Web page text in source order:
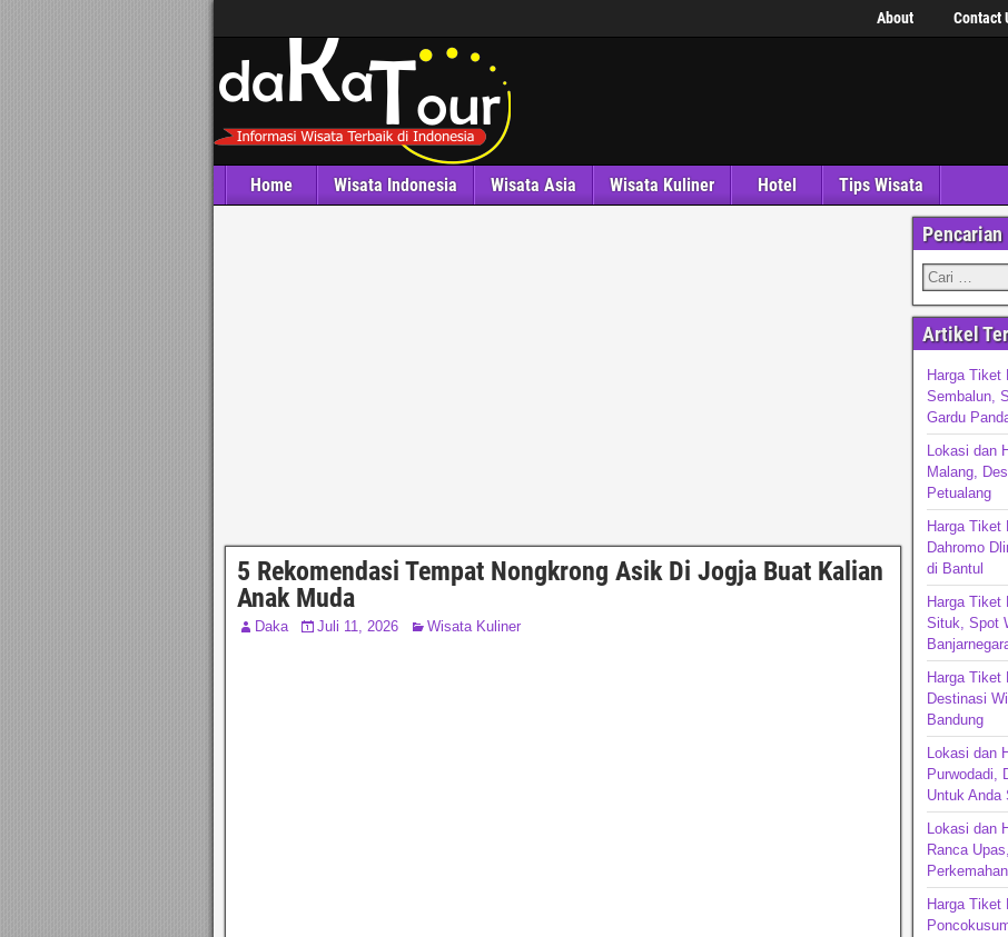
About Contact
Home Wisata Indonesia Wisata Asia Wisata Kuliner Hotel Tips Wisata
5 Rekomendasi Tempat Nongkrong Asik Di Jogja Buat Kalian
Anak Muda
Daka Juli 11, 2026 Wisata Kuliner
Pencarian
Artikel
Harga
Sembalun,
Gardu
Lokasi dan
Malang,
Petualang
Harga Tiket
Dahromo
di Bantul
Harga Tiket
Situk, Spot
Harga Tiket
Destinasi
Bandung
Lokasi dan
Purwodadi,
Untuk Anda
Lokasi dan
Ranca
Harga Tiket